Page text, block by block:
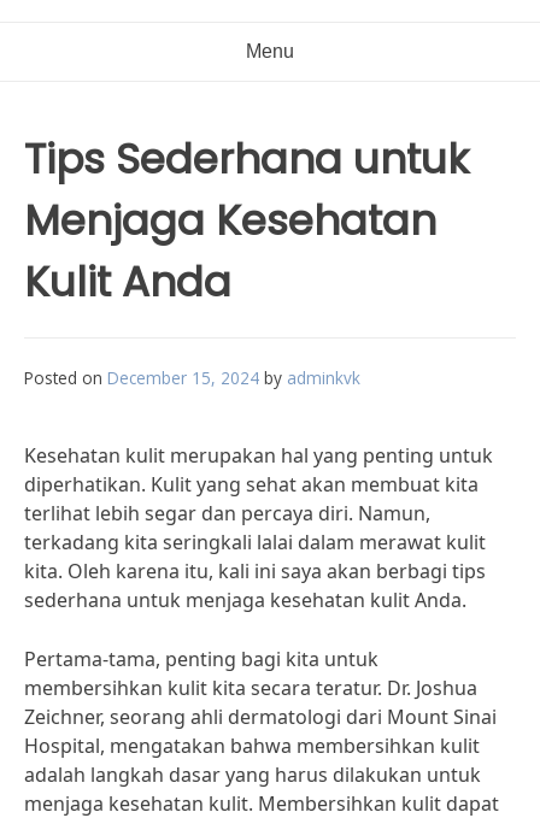
Menu
Tips Sederhana untuk
Menjaga Kesehatan
Kulit Anda
Posted on December 15, 2024 by adminkvk
Kesehatan kulit merupakan hal yang penting untuk
diperhatikan. Kulit yang sehat akan membuat kita
terlihat lebih segar dan percaya diri. Namun,
terkadang kita seringkali lalai dalam merawat kulit
kita. Oleh karena itu, kali ini saya akan berbagi tips
sederhana untuk menjaga kesehatan kulit Anda.
Pertama-tama, penting bagi kita untuk
membersihkan kulit kita secara teratur. Dr. Joshua
Zeichner, seorang ahli dermatologi dari Mount Sinai
Hospital, mengatakan bahwa membersihkan kulit
adalah langkah dasar yang harus dilakukan untuk
menjaga kesehatan kulit. Membersihkan kulit dapat